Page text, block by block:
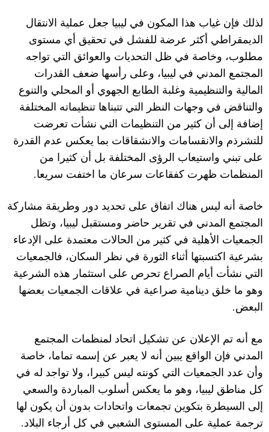
لذلك فإن غياب هذا المكون في ليبيا جعل عملية الانتقال
الديمقراطي أكثر عرضة للفشل في تحقيق أي مستوى
مطلوب، وخاصة في ظل التحديات والعوائق التي تواجه
المجتمع المدني في ليبيا، وعلى رأسها ضعف القدرات
المالية والتنظيمية وغلبة الطابع الجهوي أو المحلي والتنوع
والتناقض في وجهات النظر التي تتبناها تنظيماته المختلفة
إضافة إلى أن كثير من التنظيمات التي نشأت تعرضت
للتشرذم والانقسامات والانشقاقات بما يعكس عدم القدرة
على تبني واستيعاب الرؤى المختلفة بل أن كثيرا من
المنظمات ظهرت كفقاعات سرعان ما اختفت سريعا.
خاصة أنه ليس هناك اتفاق على تحديد دور وطريقة مشاركة
المجتمع المدني في تقرير حاضر ومستقبل ليبيا، وتظل
الجمعيات الأهلية في كثير من الحالات معتمدة على الإدعاء
بشرعية اكتسبتها أثناء الثورة في نظر السكان، فالجمعيات
التي نشأت أيام الصراع تحرص على استثمار هذه الشرعية
وهو ما خلق دينامية صراعية في علاقات الجمعيات بعضها
البعض.
مع أنه تم الإعلان عن تشكيل اتحاد لمنظمات المجتمع
المدني فإن الواقع يبين أنه لا يعبر عن إسمه تماما، خاصة
وأن عدد الجمعيات التي كونته ليس كبيرا، ولا تواجد له في
كل مناطق ليبيا، وهو ما يعكس أسلوب المباردة والسعي
إلى السيطرة بتكوين تجمعات واتحادات بدون أن يكون لها
ترجمة عملية على المستوى الشعبي في كل أرجاء البلاد.